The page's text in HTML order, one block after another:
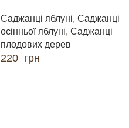
Саджанці яблуні, Саджанці
осінньої яблуні, Саджанці
плодових дерев
220 грн